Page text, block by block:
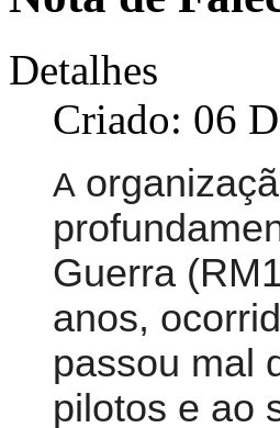
Detalhes
Criado: 06
A
Guerra
anos,
passou mal
pilotos e ao